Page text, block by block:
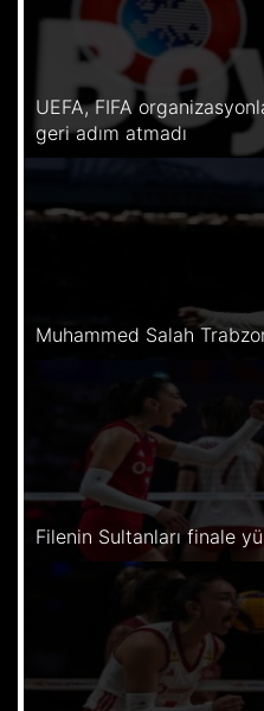
UEFA, FIFA
geri adım atmadı
Muhammed Salah
Filenin Sultanları finale